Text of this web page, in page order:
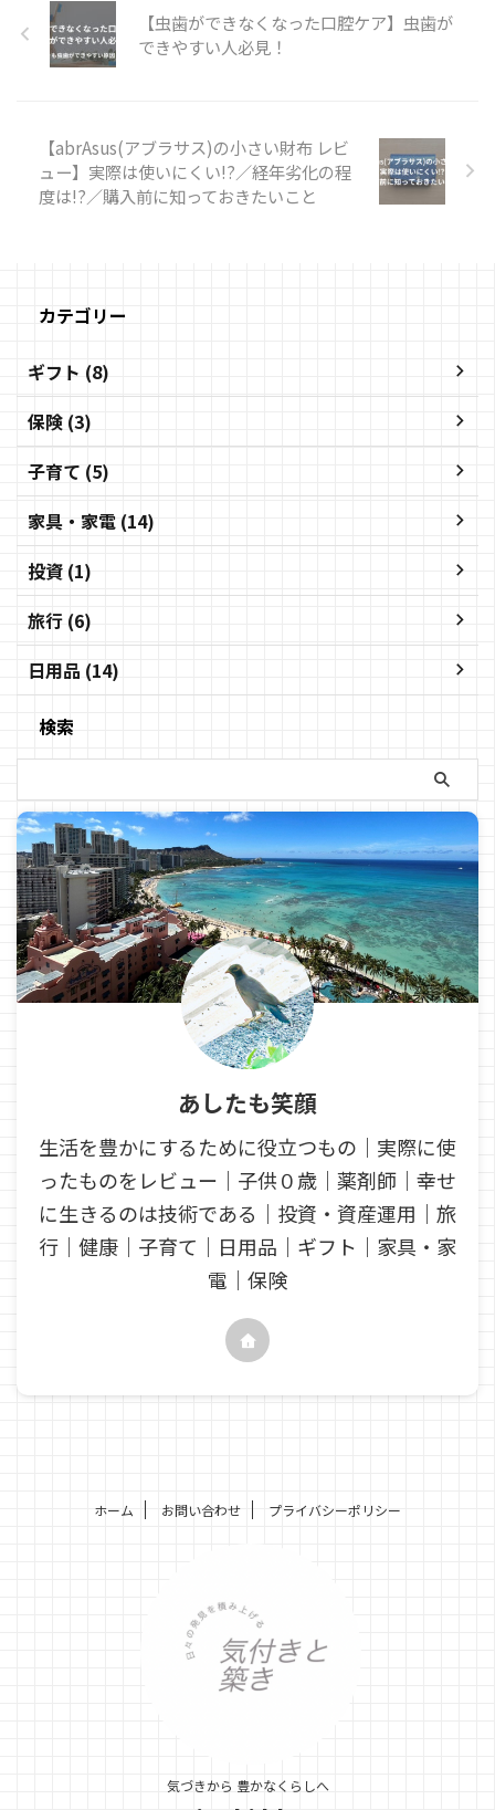
【虫歯ができなくなった口腔ケア】虫歯が
できやすい人必見！
【abrAsus(アブラサス)の小さい財布 レビ
ュー】実際は使いにくい!?／経年劣化の程
度は!?／購入前に知っておきたいこと
カテゴリー
ギフト (8)
保険 (3)
子育て (5)
家具・家電 (14)
投資 (1)
旅行 (6)
日用品 (14)
検索
あしたも笑顔
生活を豊かにするために役立つもの｜実際に使
ったものをレビュー｜子供０歳｜薬剤師｜幸せ
に生きるのは技術である｜投資・資産運用｜旅
行｜健康｜子育て｜日用品｜ギフト｜家具・家
電｜保険
ホーム お問い合わせ プライバシーポリシー
気づきから 豊かなくらしへ